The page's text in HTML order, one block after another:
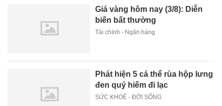
Giá vàng hôm nay (3/8): Diễn
biến bất thường
Tài chính - Ngân hàng
Phát hiện 5 cá thể rùa hộp lưng
đen quý hiếm đi lạc
SỨC KHOẺ - ĐỜI SỐNG